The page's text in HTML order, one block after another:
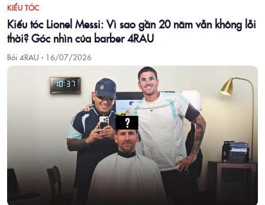
KIỂU TÓC
Kiểu tóc Lionel Messi: Vì sao gần 20 năm vẫn không lỗi
thời? Góc nhìn của barber 4RAU
Bởi 4RAU · 16/07/2026